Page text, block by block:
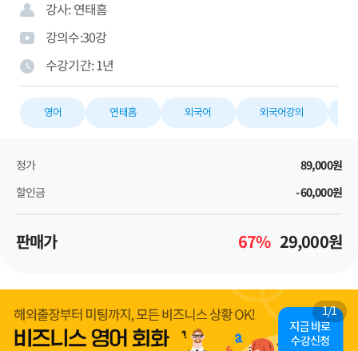
강사: 연태흠
강의수:30강
수강기간: 1년
영어 연태흠 외국어 외국어강의
정가 89,000원
할인금
-60,000원
판매가 67% 29,000원
1/1